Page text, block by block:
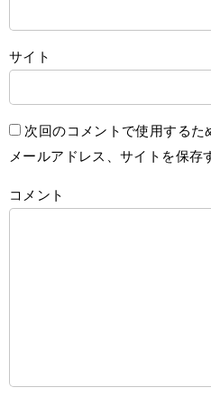
サイト
次回のコメントで使用するた
メールアドレス、サイトを保存
コメント